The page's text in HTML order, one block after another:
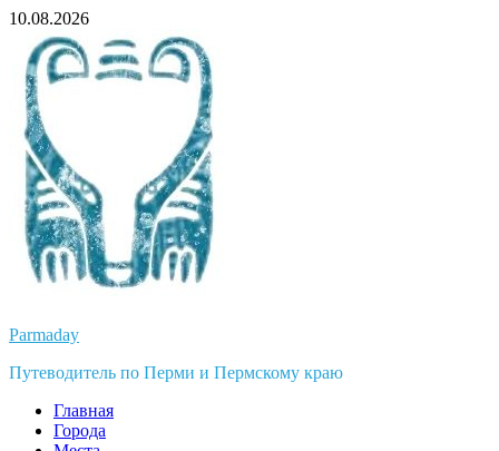
Перейти
содержимому
10.08.2026
Parmaday
Путеводитель по Перми и Пермскому краю
Главная
Города